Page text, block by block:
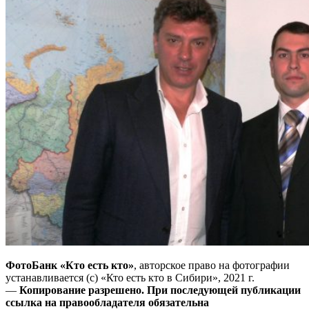
ФотоБанк «Кто есть кто», авторское право на фотографии
устанавливается (с) «Кто есть кто в Сибири», 2021 г.
— Копирование разрешено. При последующей публикации
ссылка на правообладателя обязательна